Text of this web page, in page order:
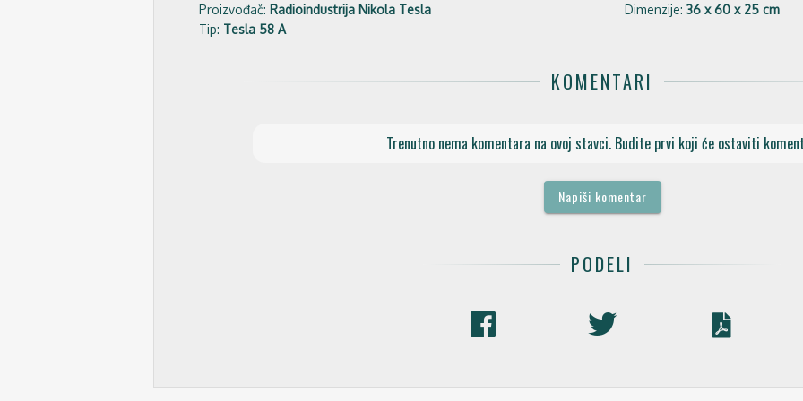
Proizvođač: Radioindustrija Nikola Tesla
Tip: Tesla 58 A
Dimenzije: 36 x 60 x 25 cm
KOMENTARI
Trenutno nema komentara na ovoj stavci. Budite prvi koji će ostaviti
Napiši komentar
PODELI